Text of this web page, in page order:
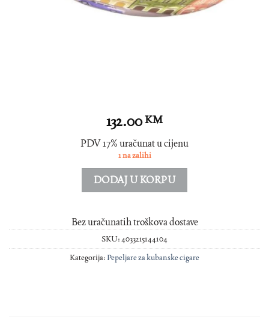
132.00KM
PDV 17% uračunat u cijenu
1 na zalihi
DODAJ U KORPU
Bez uračunatih troškova dostave
SKU:4033215144104
Kategorija:Pepeljare za kubanske cigare